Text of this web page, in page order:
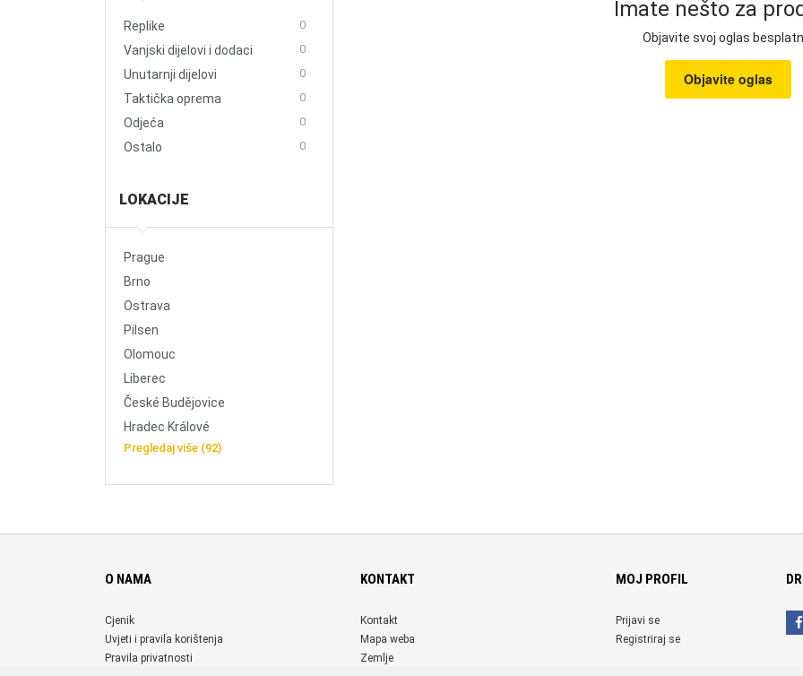
Replike 0
Vanjski dijelovi i dodaci 0
Unutarnji dijelovi 0
Taktička oprema 0
Odjeća 0
Ostalo 0
LOKACIJE
Prague
Brno
Ostrava
Pilsen
Olomouc
Liberec
České Budějovice
Hradec Králové
Pregledaj više (92)
Imate nešto za
Objavite svoj oglas
Objavite oglas
O NAMA
Cjenik
Uvjeti i pravila korištenja
Pravila privatnosti
KONTAKT
Kontakt
Mapa weba
Zemlje
MOJ PROFIL
Prijavi se
Registriraj se